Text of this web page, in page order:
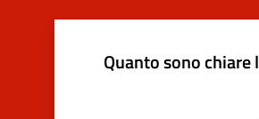
Quanto sono